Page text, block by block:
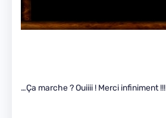
…Ça marche ? Ouiiii ! Merci infiniment !!!